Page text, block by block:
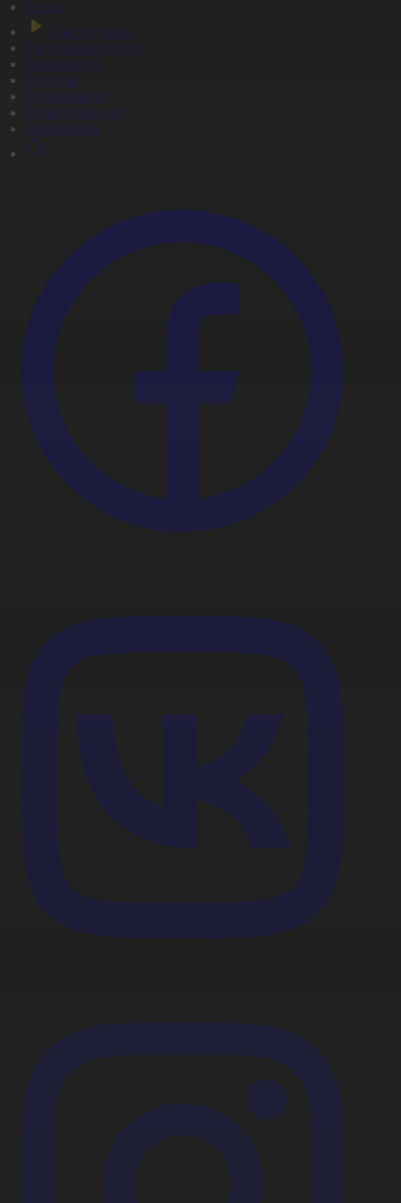
Басты
Тікелей эфир
Бағдарлама кестесі
Жаңалықтар
Жобалар
Телехикаялар
Мультсериалдар
Видеоархив